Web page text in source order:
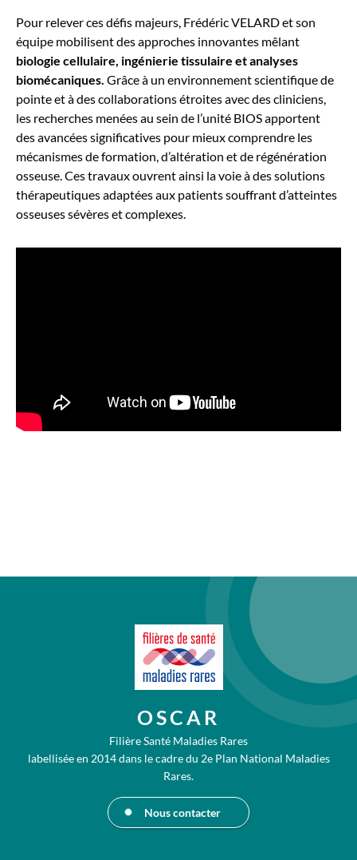
Pour relever ces défis majeurs, Frédéric VELARD et son
équipe mobilisent des approches innovantes mêlant
biologie cellulaire, ingénierie tissulaire et analyses
biomécaniques. Grâce à un environnement scientifique de
pointe et à des collaborations étroites avec des cliniciens,
les recherches menées au sein de l’unité BIOS apportent
des avancées significatives pour mieux comprendre les
mécanismes de formation, d’altération et de régénération
osseuse. Ces travaux ouvrent ainsi la voie à des solutions
thérapeutiques adaptées aux patients souffrant d’atteintes
osseuses sévères et complexes.
OSCAR
Filière Santé Maladies Rares
labellisée en 2014 dans le cadre du 2e Plan National Maladies
Rares.
Nous contacter